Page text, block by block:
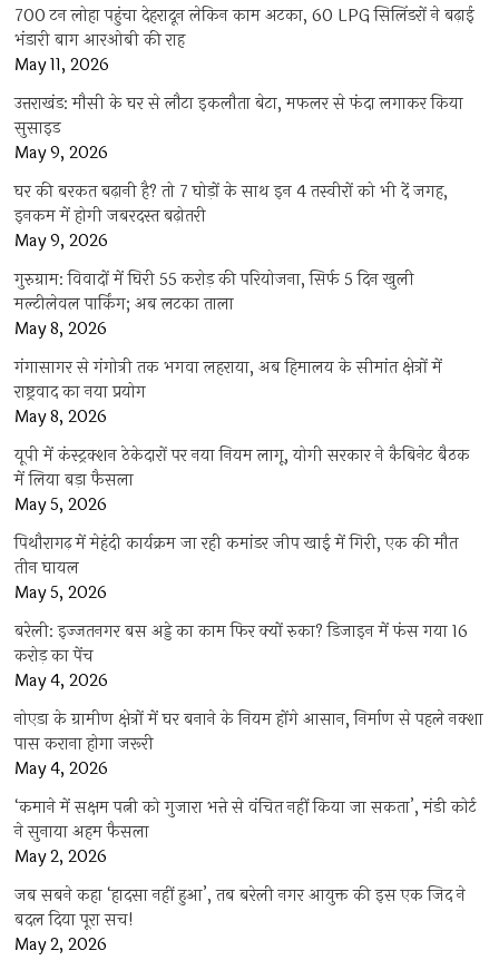
700 टन लोहा पहुंचा देहरादून लेकिन काम अटका, 60 LPG सिलिंडरों ने बढ़ाई
भंडारी बाग आरओबी की राह
May 11, 2026
उत्तराखंड: मौसी के घर से लौटा इकलौता बेटा, मफलर से फंदा लगाकर किया
सुसाइड
May 9, 2026
घर की बरकत बढ़ानी है? तो 7 घोड़ों के साथ इन 4 तस्वीरों को भी दें जगह,
इनकम में होगी जबरदस्त बढ़ोतरी
May 9, 2026
गुरुग्राम: विवादों में घिरी 55 करोड़ की परियोजना, सिर्फ 5 दिन खुली
मल्टीलेवल पार्किंग; अब लटका ताला
May 8, 2026
गंगासागर से गंगोत्री तक भगवा लहराया, अब हिमालय के सीमांत क्षेत्रों में
राष्ट्रवाद का नया प्रयोग
May 8, 2026
यूपी में कंस्ट्रक्शन ठेकेदारों पर नया नियम लागू, योगी सरकार ने कैबिनेट बैठक
में लिया बड़ा फैसला
May 5, 2026
पिथौरागढ़ में मेहंदी कार्यक्रम जा रही कमांडर जीप खाई में गिरी, एक की मौत
तीन घायल
May 5, 2026
बरेली: इज्जतनगर बस अड्डे का काम फिर क्यों रुका? डिजाइन में फंस गया 16
करोड़ का पेंच
May 4, 2026
नोएडा के ग्रामीण क्षेत्रों में घर बनाने के नियम होंगे आसान, निर्माण से पहले नक्शा
पास कराना होगा जरूरी
May 4, 2026
‘कमाने में सक्षम पत्नी को गुजारा भत्ते से वंचित नहीं किया जा सकता’, मंडी कोर्ट
ने सुनाया अहम फैसला
May 2, 2026
जब सबने कहा ‘हादसा नहीं हुआ’, तब बरेली नगर आयुक्त की इस एक जिद ने
बदल दिया पूरा सच!
May 2, 2026